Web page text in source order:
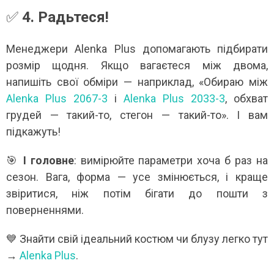
✅ 4. Радьтеся!
Менеджери Alenka Plus допомагають підбирати
розмір щодня. Якщо вагаєтеся між двома,
напишіть свої обміри — наприклад, «Обираю між
Alenka Plus 2067-3 і Alenka Plus 2033-3, обхват
грудей — такий-то, стегон — такий-то». І вам
підкажуть!
🎯 І головне: вимірюйте параметри хоча б раз на
сезон. Вага, форма — усе змінюється, і краще
звіритися, ніж потім бігати до пошти з
поверненнями.
💙 Знайти свій ідеальний костюм чи блузу легко тут
→ Alenka Plus.